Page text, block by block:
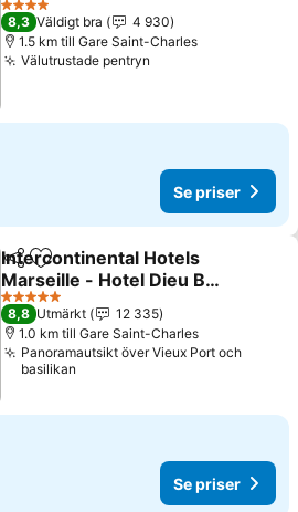
4 Stjärnor
8,3 Väldigt bra
4 930
1.5 km till Gare Saint-Charles
Välutrustade pentryn
Se priser
Dela Lägg till i Mina Favoriter
Intercontinental Hotels
Marseille - Hotel Dieu By
Ihg
5 Stjärnor
8,8 Utmärkt
12 335
1.0 km till Gare Saint-Charles
Panoramautsikt över Vieux Port och
basilikan
Se priser